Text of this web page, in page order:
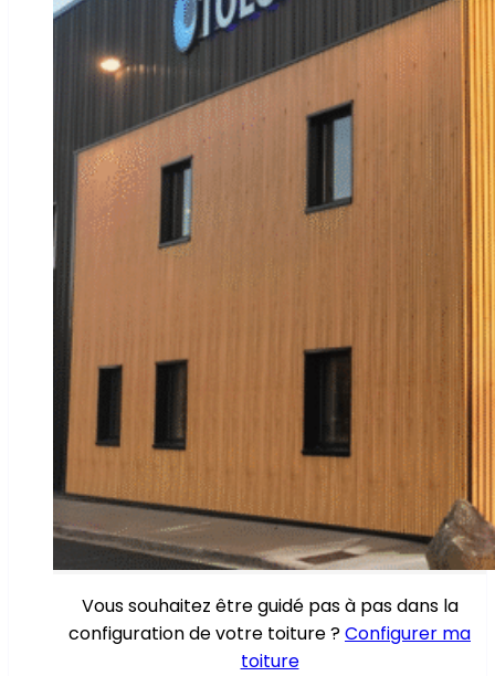
Vous souhaitez être guidé pas à pas dans la
configuration de votre toiture ?Configurer ma
toiture